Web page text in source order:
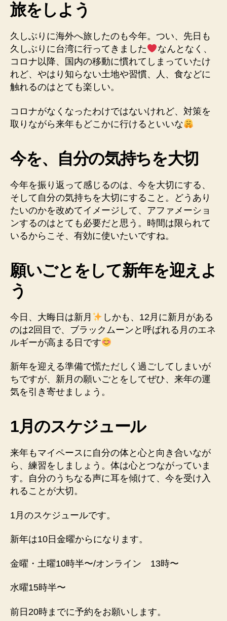
旅をしよう
久しぶりに海外へ旅したのも今年。つい、先日も
久しぶりに台湾に行ってきました
なんとなく、
コロナ以降、国内の移動に慣れてしまっていたけ
れど、やはり知らない土地や習慣、人、食などに
触れるのはとても楽しい。
コロナがなくなったわけではないけれど、対策を
取りながら来年もどこかに行けるといいな
今を、自分の気持ちを大切
今年を振り返って感じるのは、今を大切にする、
そして自分の気持ちを大切にすること。どうあり
たいのかを改めてイメージして、アファメーショ
ンするのはとても必要だと思う。時間は限られて
いるからこそ、有効に使いたいですね。
願いごとをして新年を迎えよ
う
今日、大晦日は新月
しかも、12月に新月がある
のは2回目で、ブラックムーンと呼ばれる月のエネ
ルギーが高まる日です
新年を迎える準備で慌ただしく過ごしてしまいが
ちですが、新月の願いごとをしてぜひ、来年の運
気を引き寄せましょう。
1月のスケジュール
来年もマイペースに自分の体と心と向き合いなが
ら、練習をしましょう。体は心とつながっていま
す。自分のうちなる声に耳を傾けて、今を受け入
れることが大切。
1月のスケジュールです。
新年は10日金曜からになります。
金曜・土曜10時半〜/オンライン 13時〜
水曜15時半〜
前日20時までに予約をお願いします。